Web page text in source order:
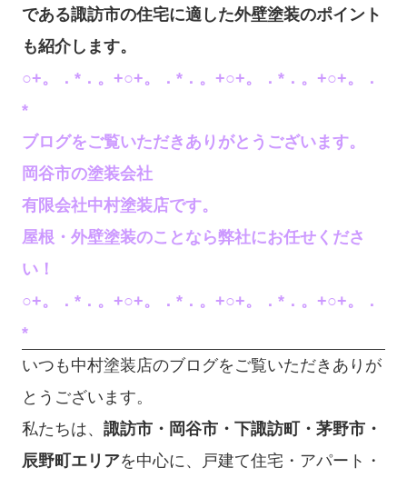
である諏訪市の住宅に適した外壁塗装のポイント
も紹介します。
○+。．*．。+○+。．*．。+○+。．*．。+○+。．
*
ブログをご覧いただきありがとうございます。
岡谷市の塗装会社
有限会社中村塗装店です。
屋根・外壁塗装のことなら弊社にお任せくださ
い！
○+。．*．。+○+。．*．。+○+。．*．。+○+。．
*
いつも中村塗装店のブログをご覧いただきありが
とうございます。
私たちは、 諏訪市・岡谷市・下諏訪町・茅野市・
辰野町エリアを中心に、戸建て住宅・アパート・